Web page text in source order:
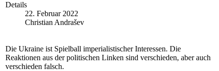
Details
22. Februar 2022
Christian Andrašev
Die Ukraine ist Spielball imperialistischer Interessen. Die
Reaktionen aus der politischen Linken sind verschieden, aber auch
verschieden falsch.